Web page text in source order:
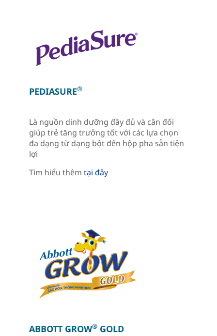
PEDIASURE®
Là nguồn dinh dưỡng đầy đủ và cân đối
giúp trẻ tăng trưởng tốt với các lựa chọn
đa dạng từ dạng bột đến hộp pha sẵn tiện
lợi
Tìm hiểu thêm tại đây
ABBOTT GROW® GOLD